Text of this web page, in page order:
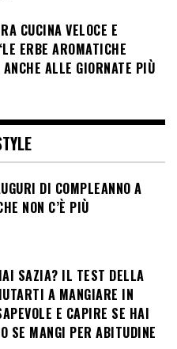
CUCINA VELOCE E
ERBE AROMATICHE
ANCHE ALLE GIORNATE PIÙ
DI COMPLEANNO A
NON C’È PIÙ
SAZIA? IL TEST DELLA
A MANGIARE IN
E CAPIRE SE HAI
SE MANGI PER ABITUDINE